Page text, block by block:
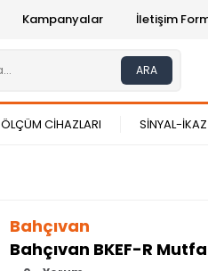
Kampanyalar İletişim
ARA
ÖLÇÜM CİHAZLARI SİNYAL-İKAZ
Bahçıvan
Bahçıvan BKEF-R